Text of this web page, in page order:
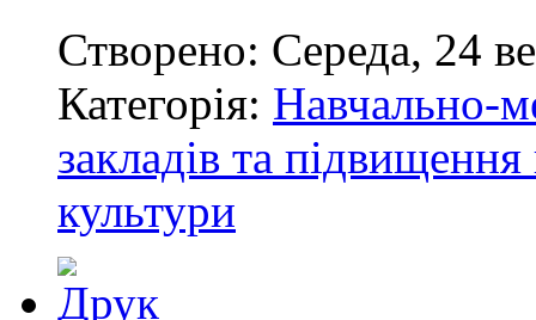
Створено: Середа, 24
Категорія: Навчально-
закладів та підвищення
культури